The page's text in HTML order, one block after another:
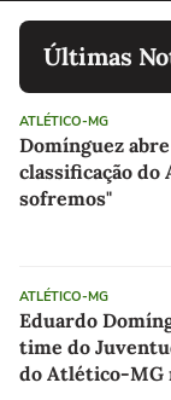
Últimas
ATLÉTICO-MG
Domínguez
classificação
sofremos"
ATLÉTICO-MG
Eduardo
time do
do Atlético-MG